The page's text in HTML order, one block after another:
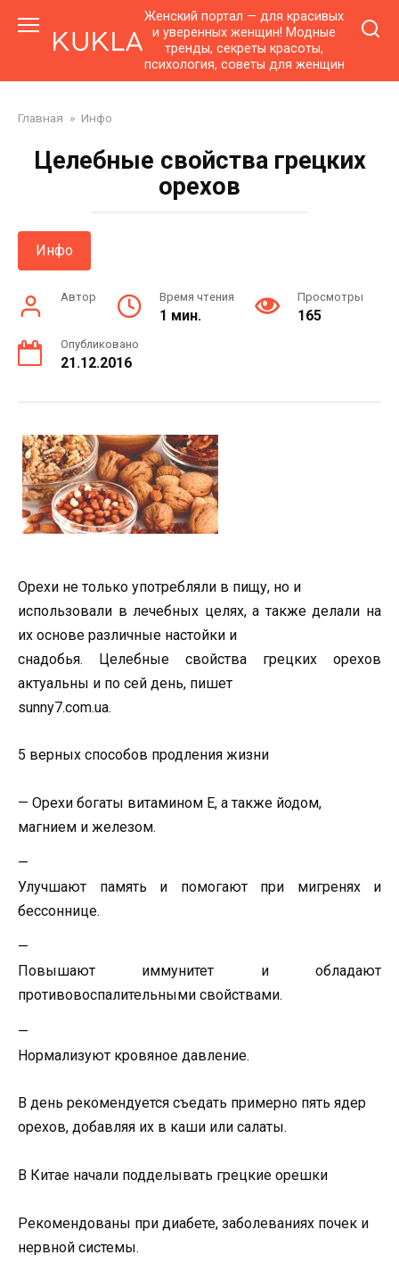
контенту
Женский портал — для красивых
и уверенных женщин! Модные
тренды, секреты красоты,
психология, советы для женщин
Главная » Инфо
Целебные свойства грецких
орехов
Инфо
Автор Время чтения
1 мин.
Просмотры
165
Опубликовано
21.12.2016
Орехи не только употребляли в пищу, но и
использовали в лечебных целях, а также делали на
их основе различные настойки и
снадобья. Целебные свойства грецких орехов
актуальны и по сей день, пишет
sunny7.com.ua.
5 верных способов продления жизни
— Орехи богаты витамином Е, а также йодом,
магнием и железом.
—
Улучшают память и помогают при мигренях и
бессоннице.
—
Повышают иммунитет и обладают
противовоспалительными свойствами.
—
Нормализуют кровяное давление.
В день рекомендуется съедать примерно пять ядер
орехов, добавляя их в каши или салаты.
В Китае начали подделывать грецкие орешки
Рекомендованы при диабете, заболеваниях почек и
нервной системы.